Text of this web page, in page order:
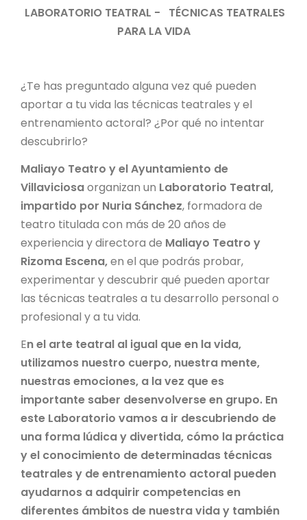
LABORATORIO TEATRAL - TÉCNICAS TEATRALES
PARA LA VIDA
¿Te has preguntado alguna vez qué pueden
aportar a tu vida las técnicas teatrales y el
entrenamiento actoral? ¿Por qué no intentar
descubrirlo?
Maliayo Teatro y el Ayuntamiento de
Villaviciosaorganizan un Laboratorio Teatral,
impartido por Nuria Sánchez, formadora de
teatro titulada con más de 20 años de
experiencia y directora de Maliayo Teatro y
Rizoma Escena,en el que podrás probar,
experimentar y descubrir qué pueden aportar
las técnicas teatrales a tu desarrollo personal o
profesional y a tu vida.
En el arte teatral al igual que en la vida,
utilizamos nuestro cuerpo, nuestra mente,
nuestras emociones, a la vez que es
importante saber desenvolverse en grupo. En
este Laboratorio vamos a ir descubriendo de
una forma lúdica y divertida, cómo la práctica
y el conocimiento de determinadas técnicas
teatrales y de entrenamiento actoral pueden
ayudarnos a adquirir competencias en
diferentes ámbitos de nuestra vida y también